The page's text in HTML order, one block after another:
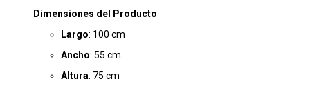
Dimensiones del Producto
Largo: 100 cm
Ancho: 55 cm
Altura: 75 cm